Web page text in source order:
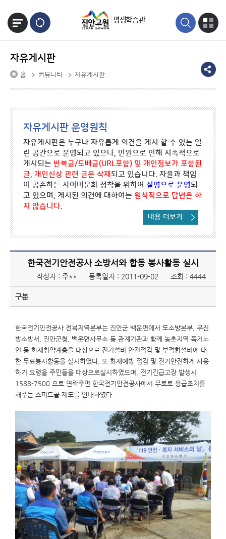
평생학습관
자유게시판
홈 커뮤니티 자유게시판
자유게시판 운영원칙
자유게시판은 누구나 자유롭게 의견을 게시 할 수 있는 열
린 공간으로 운영되고 있으나, 민원으로 인해 지속적으로
게시되는 반복글/도배글(URL포함) 및 개인정보가 포함된
글, 개인신상 관련 글은 삭제 되고 있습니다. 자율과 책임
이 공존하는 사이버문화 정착을 위하여 실명으로 운영되
고 있으며, 게시된 의견에 대하여는 원칙적으로 답변은 하
지 않습니다.
내용 더보기
한국전기안전공사 소방서와 합동 봉사활동 실시
작성자 : 주** 등록일자 : 2011-09-02 조회 : 4444
구분
한국전기안전공사 전북지역본부는 진안군 백운면에서 도소방본부, 무진
방소방서, 진안군청, 백운면사무소 등 관계기관과 함께 농촌지역 독거노
인 등 화재취약계층을 대상으로 전기설비 안전점검 및 부적합설비에 대
한 무료봉사활동을 실시하였다, 또 화재예방 점검 및 전기안전하게 사용
하기 요령을 주민들을 대상으로실시하였으며, 전기긴급고장 발생시
1588-7500 으로 연락주면 한국전기안전공사에서 무료로 응급조치를
해주는 스피드콜 제도를 안내하였다.